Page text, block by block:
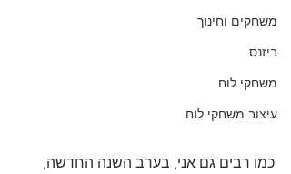
משחקים וחינוך
ביזנס
משחקי לוח
עיצוב משחקי לוח
כמו רבים גם אני, בערב השנה החדשה,